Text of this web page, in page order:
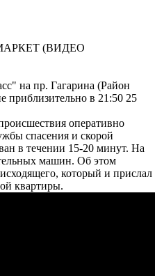
(ВИДЕО
на пр. Гагарина (Район
приблизительно в 21:50 25
оперативно
спасения и скорой
в течении 15-20 минут. На
машин. Об этом
который и прислал
квартиры.